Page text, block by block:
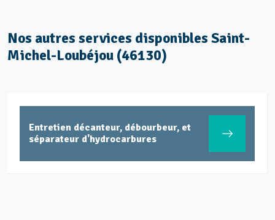
Nos autres services disponibles Saint-
Michel-Loubéjou (46130)
Entretien décanteur, débourbeur, et
séparateur d'hydrocarbures